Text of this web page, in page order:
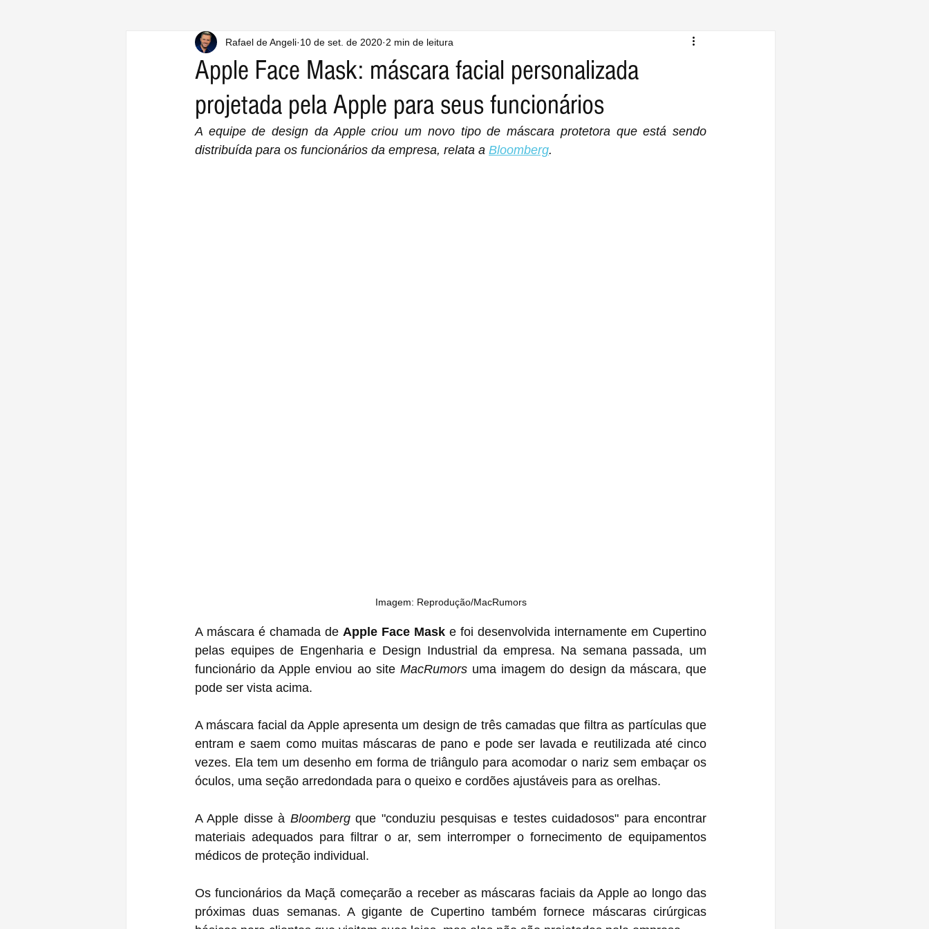
Apple Face Mask: máscara facial personalizada
projetada pela Apple para seus funcionários
Rafael de Angeli 10 de set. de 2020 2 min de leitura
A equipe de design da Apple criou um novo tipo de máscara protetora que está sendo
distribuída para os funcionários da empresa, relata a Bloomberg.
Imagem: Reprodução/MacRumors
A máscara é chamada de Apple Face Mask e foi desenvolvida internamente em Cupertino
pelas equipes de Engenharia e Design Industrial da empresa. Na semana passada, um
funcionário da Apple enviou ao site MacRumors uma imagem do design da máscara, que
pode ser vista acima.
A máscara facial da Apple apresenta um design de três camadas que filtra as partículas que
entram e saem como muitas máscaras de pano e pode ser lavada e reutilizada até cinco
vezes. Ela tem um desenho em forma de triângulo para acomodar o nariz sem embaçar os
óculos, uma seção arredondada para o queixo e cordões ajustáveis ​​para as orelhas.
A Apple disse à Bloomberg que "conduziu pesquisas e testes cuidadosos" para encontrar
materiais adequados para filtrar o ar, sem interromper o fornecimento de equipamentos
médicos de proteção individual.
Os funcionários da Maçã começarão a receber as máscaras faciais da Apple ao longo das
próximas duas semanas. A gigante de Cupertino também fornece máscaras cirúrgicas